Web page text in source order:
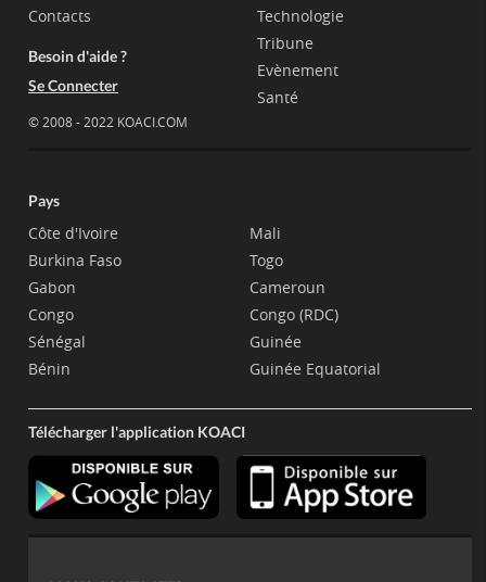
Contacts
Besoin d'aide ?
Se Connecter
© 2008 - 2022 KOACI.COM
Technologie
Tribune
Evènement
Santé
Pays
Côte d'Ivoire
Burkina Faso
Gabon
Congo
Sénégal
Bénin
Mali
Togo
Cameroun
Congo (RDC)
Guinée
Guinée Equatorial
Télécharger l'application KOACI